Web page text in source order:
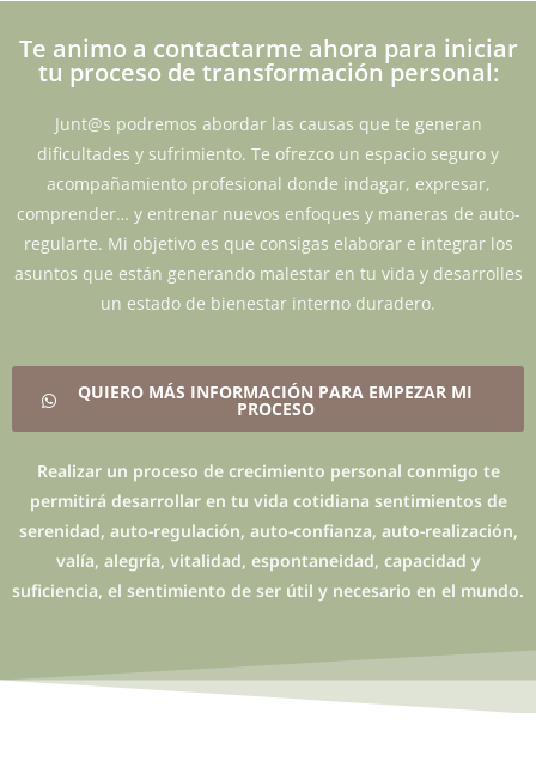
Te animo a contactarme ahora para iniciar
tu proceso de transformación personal:
Junt@s podremos abordar las causas que te generan
dificultades y sufrimiento. Te ofrezco un espacio seguro y
acompañamiento profesional donde indagar, expresar,
comprender… y entrenar nuevos enfoques y maneras de auto-
regularte. Mi objetivo es que consigas elaborar e integrar los
asuntos que están generando malestar en tu vida y desarrolles
un estado de bienestar interno duradero.
QUIERO MÁS INFORMACIÓN PARA EMPEZAR MI
PROCESO
Realizar un proceso de crecimiento personal conmigo te
permitirá desarrollar en tu vida cotidiana sentimientos de
serenidad, auto-regulación, auto-confianza, auto-realización,
valía, alegría, vitalidad, espontaneidad, capacidad y
suficiencia, el sentimiento de ser útil y necesario en el mundo.